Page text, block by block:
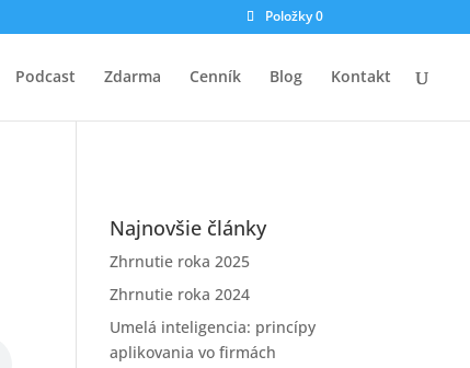
Položky 0
Podcast Zdarma Cenník Blog Kontakt
Najnovšie články
Zhrnutie roka 2025
Zhrnutie roka 2024
Umelá inteligencia: princípy
aplikovania vo firmách